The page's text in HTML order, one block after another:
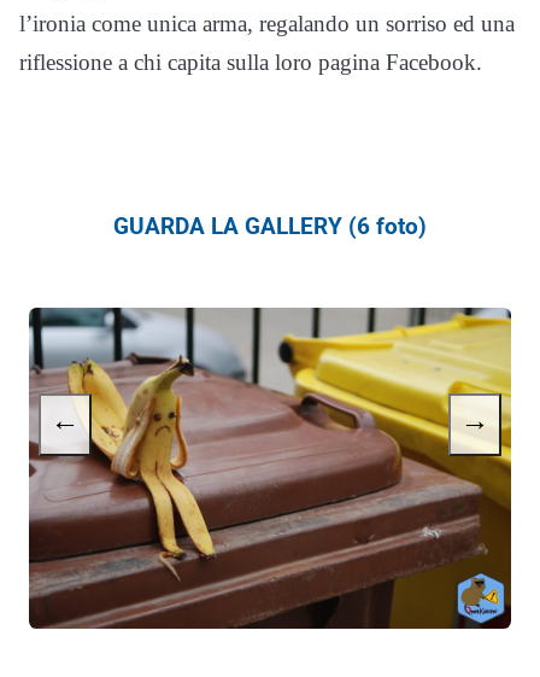
l’ironia come unica arma, regalando un sorriso ed una
riflessione a chi capita sulla loro pagina Facebook.
GUARDA LA GALLERY (6 foto)
← →